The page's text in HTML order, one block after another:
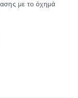
με το όχημά